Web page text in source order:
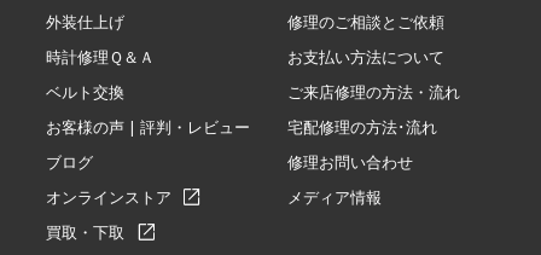
外装仕上げ
時計修理Ｑ＆Ａ
ベルト交換
お客様の声 | 評判・レビュー
ブログ
オンラインストア
買取・下取
修理のご相談とご依頼
お支払い方法について
ご来店修理の方法・流れ
宅配修理の方法･流れ
修理お問い合わせ
メディア情報